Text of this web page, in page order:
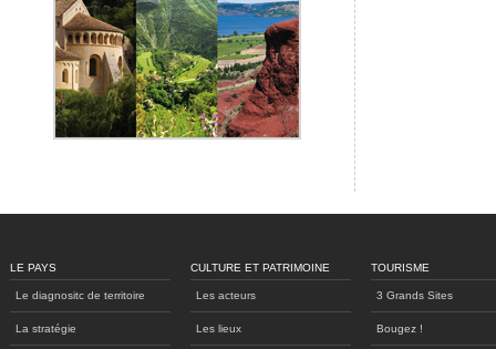
LE PAYS
Le diagnositc de territoire
La stratégie
CULTURE ET PATRIMOINE
Les acteurs
Les lieux
TOURISME
3 Grands Sites
Bougez !